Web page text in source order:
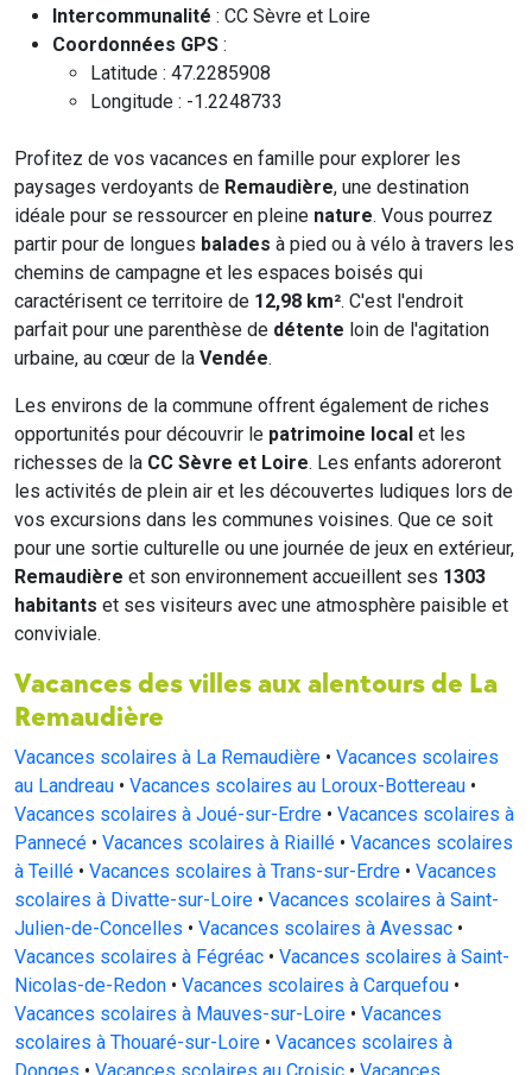
Intercommunalité : CC Sèvre et Loire
Coordonnées GPS :
Latitude : 47.2285908
Longitude : -1.2248733
Profitez de vos vacances en famille pour explorer les
paysages verdoyants de Remaudière, une destination
idéale pour se ressourcer en pleine nature. Vous pourrez
partir pour de longues balades à pied ou à vélo à travers les
chemins de campagne et les espaces boisés qui
caractérisent ce territoire de 12,98 km². C'est l'endroit
parfait pour une parenthèse de détente loin de l'agitation
urbaine, au cœur de la Vendée.
Les environs de la commune offrent également de riches
opportunités pour découvrir le patrimoine local et les
richesses de la CC Sèvre et Loire. Les enfants adoreront
les activités de plein air et les découvertes ludiques lors de
vos excursions dans les communes voisines. Que ce soit
pour une sortie culturelle ou une journée de jeux en extérieur,
Remaudière et son environnement accueillent ses 1303
habitants et ses visiteurs avec une atmosphère paisible et
conviviale.
Vacances des villes aux alentours de La
Remaudière
Vacances scolaires à La Remaudière • Vacances scolaires
au Landreau • Vacances scolaires au Loroux-Bottereau •
Vacances scolaires à Joué-sur-Erdre • Vacances scolaires à
Pannecé • Vacances scolaires à Riaillé • Vacances scolaires
à Teillé • Vacances scolaires à Trans-sur-Erdre • Vacances
scolaires à Divatte-sur-Loire • Vacances scolaires à Saint-
Julien-de-Concelles • Vacances scolaires à Avessac •
Vacances scolaires à Fégréac • Vacances scolaires à Saint-
Nicolas-de-Redon • Vacances scolaires à Carquefou •
Vacances scolaires à Mauves-sur-Loire • Vacances
scolaires à Thouaré-sur-Loire • Vacances scolaires à